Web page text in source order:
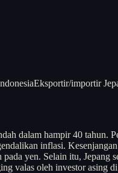
Eksportir/importir
dalam hampir 40
inflasi.
yen. Selain itu,
valas oleh investor asing